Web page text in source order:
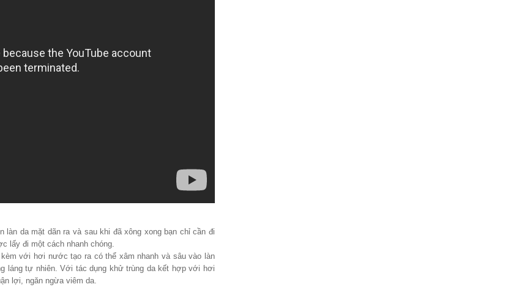
làn da mặt dãn ra và sau khi đã xông xong bạn chỉ cần đi
lấy đi một cách nhanh chóng.
với hơi nước tạo ra có thể xâm nhanh và sâu vào làn
láng tự nhiên. Với tác dụng khử trùng da kết hợp với hơi
lợi, ngăn ngừa viêm da.